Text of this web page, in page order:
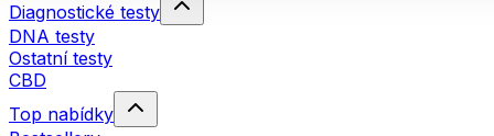
Diagnostické testy
DNA testy
Ostatní testy
CBD
Top nabídky